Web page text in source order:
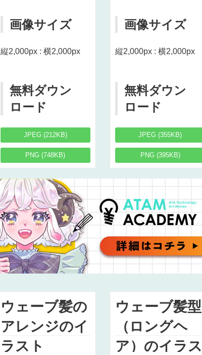
画像サイズ
縦2,000px : 横2,000px
無料ダウン
ロード
JPEG (212KB)
PNG (748KB)
画像サイズ
縦2,000px : 横2,000px
無料ダウン
ロード
JPEG (355KB)
PNG (395KB)
ウェーブ髪の
アレンジのイ
ラスト
ウェーブ髪型
（ロングヘ
ア）のイラス